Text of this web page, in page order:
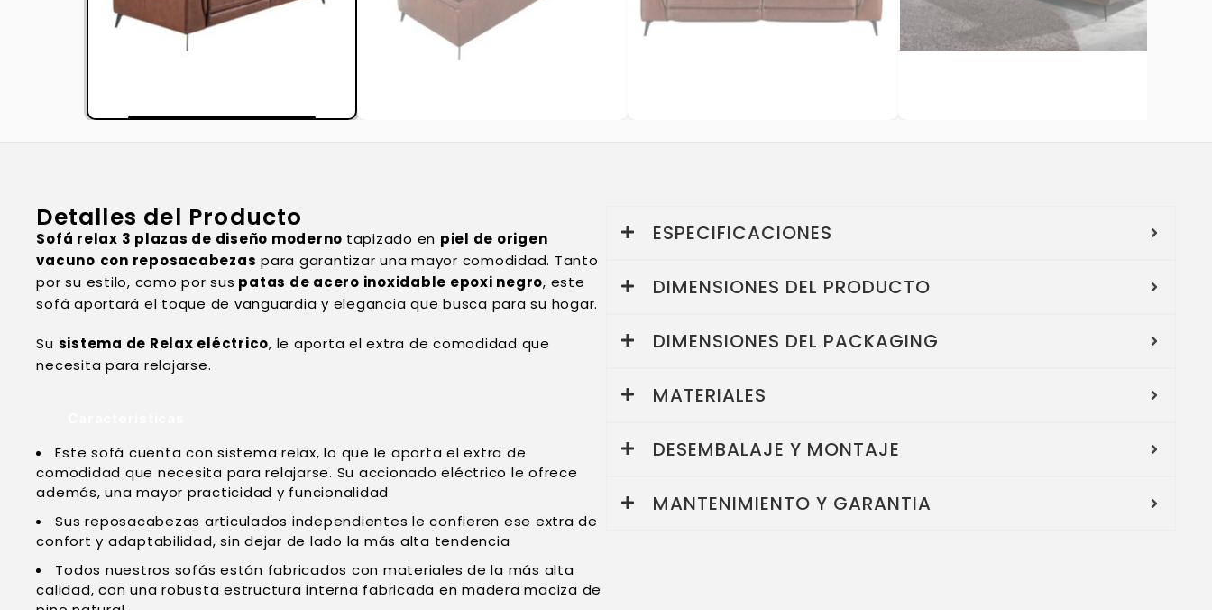
Detalles del Producto
Sofá relax 3 plazas de diseño moderno tapizado en piel de origen
vacuno con reposacabezas para garantizar una mayor comodidad. Tanto
por su estilo, como por sus patas de acero inoxidable epoxi negro, este
sofá aportará el toque de vanguardia y elegancia que busca para su hogar.
Su sistema de Relax eléctrico, le aporta el extra de comodidad que
necesita para relajarse.
Este sofá cuenta con sistema relax, lo que le aporta el extra de
comodidad que necesita para relajarse. Su accionado eléctrico le ofrece
además, una mayor practicidad y funcionalidad
Sus reposacabezas articulados independientes le confieren ese extra de
confort y adaptabilidad, sin dejar de lado la más alta tendencia
Todos nuestros sofás están fabricados con materiales de la más alta
calidad, con una robusta estructura interna fabricada en madera maciza de
ESPECIFICACIONES
DIMENSIONES DEL PRODUCTO
DIMENSIONES DEL PACKAGING
MATERIALES
DESEMBALAJE Y MONTAJE
MANTENIMIENTO Y GARANTIA